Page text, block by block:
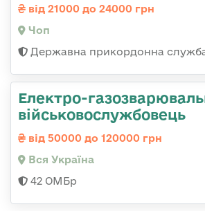
від 21000 до 24000 грн
Чоп
Державна прикордонна
Електро-
військовослужбовець
від 50000 до 120000 грн
Вся Україна
42 ОМБр